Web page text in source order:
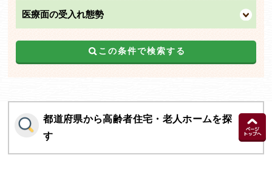
医療面の受入れ態勢
この条件で検索する
都道府県から高齢者住宅・老人ホームを探
す